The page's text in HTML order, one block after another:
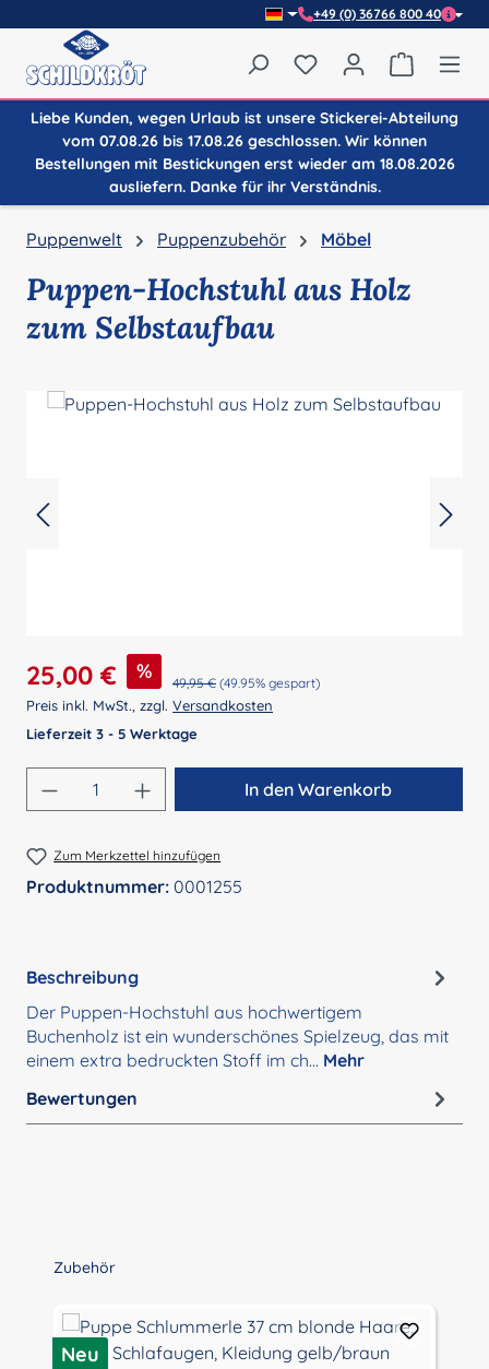
+49 (0) 36766 800 40
Du hast 0 Produkte
Liebe Kunden, wegen Urlaub ist unsere Stickerei-Abteilung
vom 07.08.26 bis 17.08.26 geschlossen. Wir können
Bestellungen mit Bestickungen erst wieder am 18.08.2026
ausliefern. Danke für ihr Verständnis.
Puppenwelt Puppenzubehör Möbel
Puppen-Hochstuhl aus Holz
zum Selbstaufbau
Verkaufspreis:
25,00 € % Regulärer Preis:
49,95 € (49.95% gespart)
Preis inkl. MwSt., zzgl. Versandkosten
Lieferzeit 3 - 5 Werktage
Produkt Anzahl: Gib den gewünschten
In den Warenkorb
Zum Merkzettel hinzufügen
Produktnummer: 0001255
Beschreibung
Der Puppen-Hochstuhl aus hochwertigem
Buchenholz ist ein wunderschönes Spielzeug, das mit
einem extra bedruckten Stoff im ch… Mehr
Bewertungen
Produktgalerie überspringen
Zubehör
Neu